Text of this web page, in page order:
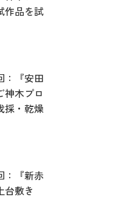
作品を試
：『安田
神木プロ
採・乾燥
：『新赤
台敷き